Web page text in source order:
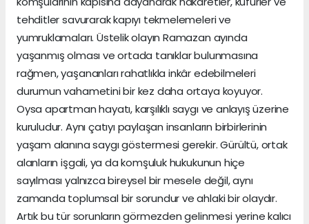
tehditler savurarak kapıyı tekmelemeleri ve
yumruklamaları. Üstelik olayın Ramazan ayında
yaşanmış olması ve ortada tanıklar bulunmasına
rağmen, yaşananları rahatlıkla inkâr edebilmeleri
durumun vahametini bir kez daha ortaya koyuyor.
Oysa apartman hayatı, karşılıklı saygı ve anlayış üzerine
kuruludur. Aynı çatıyı paylaşan insanların birbirlerinin
yaşam alanına saygı göstermesi gerekir. Gürültü, ortak
alanların işgali, ya da komşuluk hukukunun hiçe
sayılması yalnızca bireysel bir mesele değil, aynı
zamanda toplumsal bir sorundur ve ahlaki bir olaydır.
Artık bu tür sorunların görmezden gelinmesi yerine kalıcı